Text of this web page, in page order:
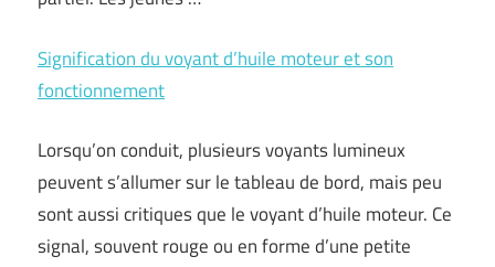
Signification du voyant d’huile moteur et son
fonctionnement
Lorsqu’on conduit, plusieurs voyants lumineux
peuvent s’allumer sur le tableau de bord, mais peu
sont aussi critiques que le voyant d’huile moteur. Ce
signal, souvent rouge ou en forme d’une petite